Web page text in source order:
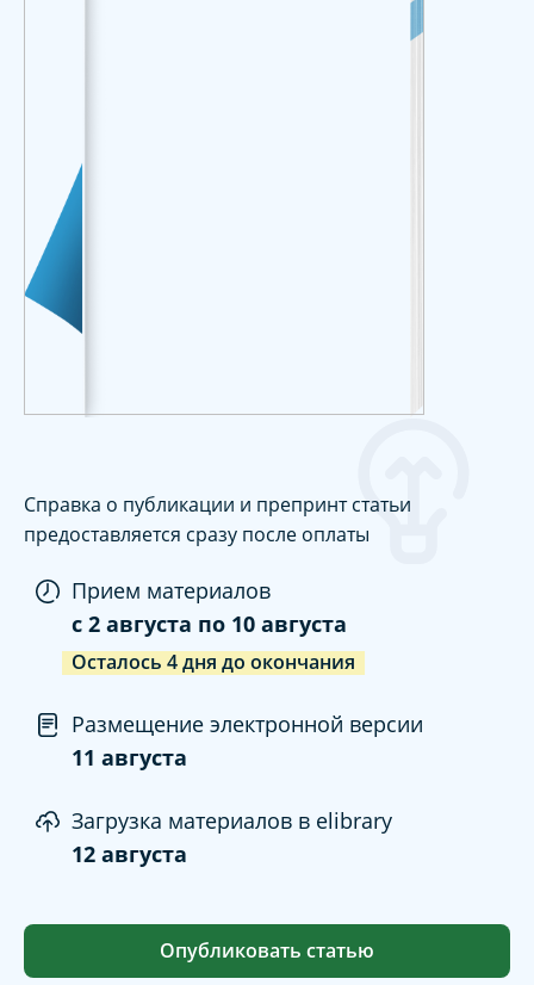
Справка о публикации и препринт статьи
предоставляется сразу после оплаты
Прием материалов
c 2 августа по 10 августа
Осталось 4дня до окончания
Размещение электронной версии
11 августа
Загрузка материалов в elibrary
12 августа
Опубликовать статью